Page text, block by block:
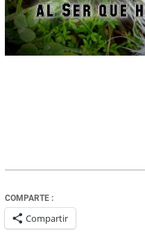
COMPARTE :
Compartir